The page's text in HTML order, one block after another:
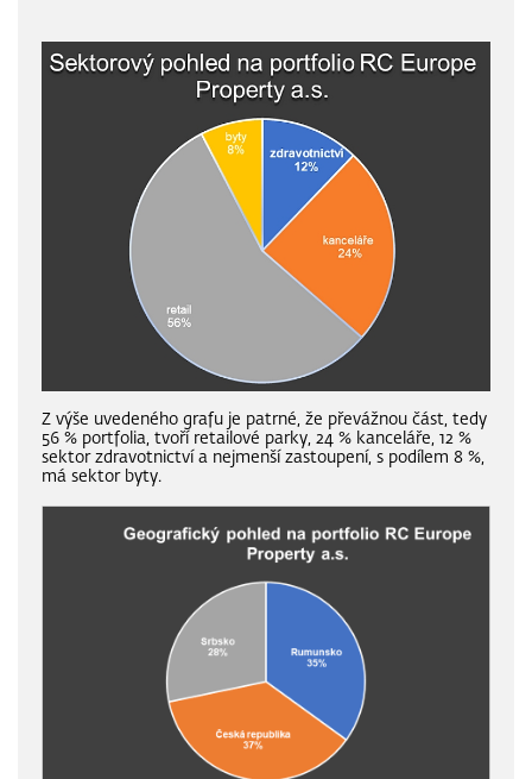
Z výše uvedeného grafu je patrné, že převážnou část, tedy
56 % portfolia, tvoří retailové parky, 24 % kanceláře, 12 %
sektor zdravotnictví a nejmenší zastoupení, s podílem 8 %,
má sektor byty.